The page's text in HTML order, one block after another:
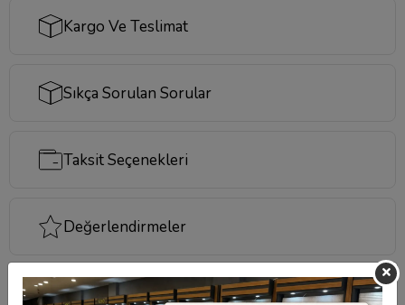
Kargo Ve Teslimat
Sıkça Sorulan Sorular
Taksit Seçenekleri
Değerlendirmeler
Destek Merkezi